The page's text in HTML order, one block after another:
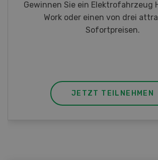
Gewinnen Sie eines von fünf LANDI
Taschenmessern
JETZT TEILNEHMEN